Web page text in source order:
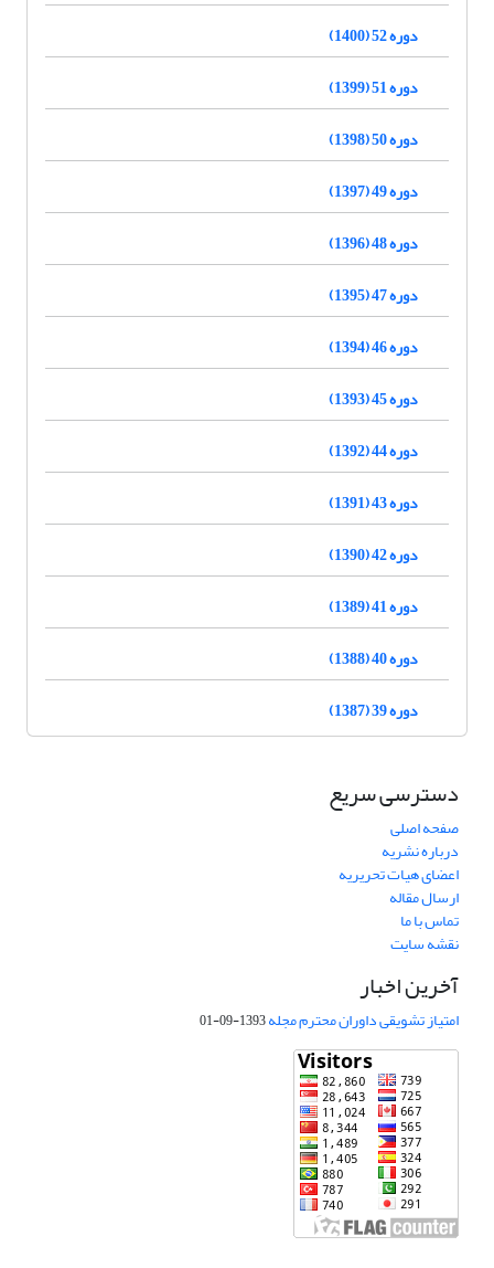
دوره 52 (1400)
دوره 51 (1399)
دوره 50 (1398)
دوره 49 (1397)
دوره 48 (1396)
دوره 47 (1395)
دوره 46 (1394)
دوره 45 (1393)
دوره 44 (1392)
دوره 43 (1391)
دوره 42 (1390)
دوره 41 (1389)
دوره 40 (1388)
دوره 39 (1387)
دسترسی سریع
صفحه اصلی
درباره نشریه
اعضای هیات تحریریه
ارسال مقاله
تماس با ما
نقشه سایت
آخرین اخبار
امتیاز تشویقی داوران محترم مجله1393-09-01